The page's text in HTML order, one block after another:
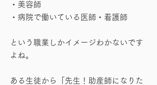
・美容師
・病院で働いている医師・看護師
という職業しかイメージわかないです
よね。
ある生徒から「先生！助産師になりた